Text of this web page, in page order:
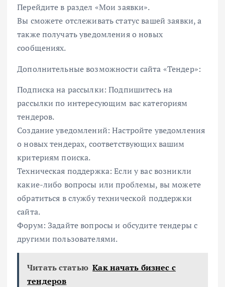
Перейдите в раздел «Мои заявки».
Вы сможете отслеживать статус вашей заявки, а
также получать уведомления о новых
сообщениях.
Дополнительные возможности сайта «Тендер»:
Подписка на рассылки: Подпишитесь на
рассылки по интересующим вас категориям
тендеров.
Создание уведомлений: Настройте уведомления
о новых тендерах, соответствующих вашим
критериям поиска.
Техническая поддержка: Если у вас возникли
какие-либо вопросы или проблемы, вы можете
обратиться в службу технической поддержки
сайта.
Форум: Задайте вопросы и обсудите тендеры с
другими пользователями.
Читать статью Как начать бизнес с
тендеров